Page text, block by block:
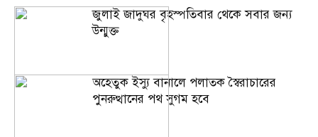
জুলাই জাদুঘর বৃহস্পতিবার থেকে সবার জন্য
উন্মুক্ত
অহেতুক ইস্যু বানালে পলাতক স্বৈরাচারের
পুনরুত্থানের পথ সুগম হবে